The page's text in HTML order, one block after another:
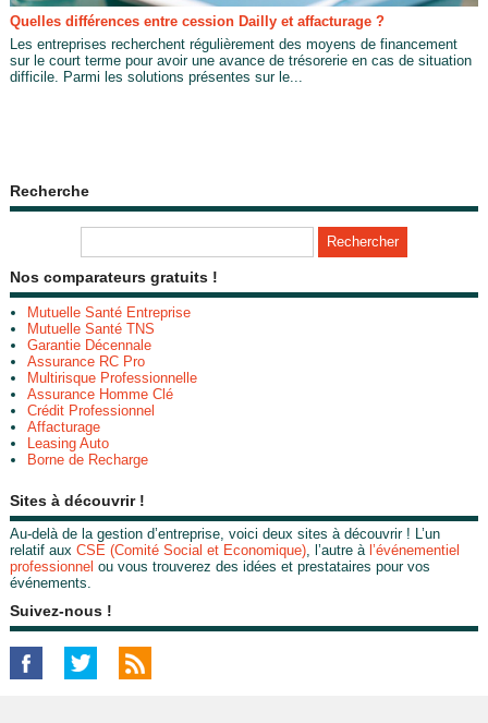
Quelles différences entre cession Dailly et affacturage ?
Les entreprises recherchent régulièrement des moyens de financement
sur le court terme pour avoir une avance de trésorerie en cas de situation
difficile. Parmi les solutions présentes sur le...
Recherche
Nos comparateurs gratuits !
Mutuelle Santé Entreprise
Mutuelle Santé TNS
Garantie Décennale
Assurance RC Pro
Multirisque Professionnelle
Assurance Homme Clé
Crédit Professionnel
Affacturage
Leasing Auto
Borne de Recharge
Sites à découvrir !
Au-delà de la gestion d’entreprise, voici deux sites à découvrir ! L’un
relatif aux CSE (Comité Social et Economique), l’autre à l’événementiel
professionnel ou vous trouverez des idées et prestataires pour vos
événements.
Suivez-nous !